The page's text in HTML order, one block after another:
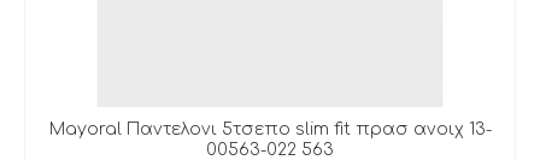
Mayoral Παντελονι 5τσεπο slim fit πρασ ανοιχ 13-
00563-022 563